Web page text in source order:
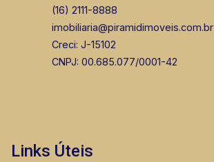
(16) 2111-8888
imobiliaria@piramidimoveis.com.br
Creci: J-15102
CNPJ: 00.685.077/0001-42
Links Úteis